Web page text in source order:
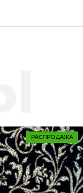
РАСПРОДАЖА